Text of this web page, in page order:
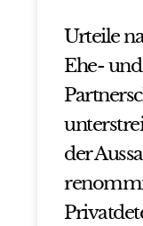
Urteile
Ehe- und
der